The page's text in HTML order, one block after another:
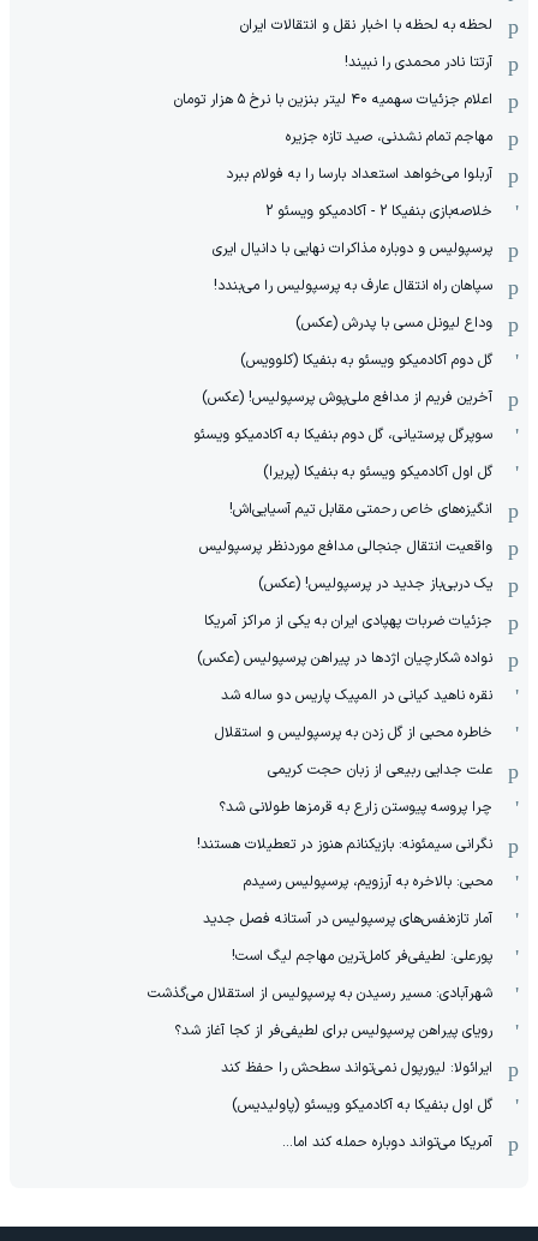
لحظه به لحظه با اخبار نقل و انتقالات ایران
آرتتا نادر محمدی را نبیند!
اعلام جزئیات سهمیه ۴۰ لیتر بنزین با نرخ ۵ هزار تومان
مهاجم تمام نشدنی، صید تازه جزیره
آربلوا می‌خواهد استعداد بارسا را به فولام ببرد
خلاصه‌بازی بنفیکا 2 - آکادمیکو ویسئو 2
پرسپولیس و دوباره مذاکرات نهایی با دانیال ایری
سپاهان راه انتقال عارف به پرسپولیس را می‌بندد!
وداع لیونل مسی با پدرش (عکس)
گل دوم آکادمیکو ویسئو به بنفیکا (کلوویس)
آخرین فریم از مدافع ملی‌پوش پرسپولیس! (عکس)
سوپرگل پرستیانی، گل دوم بنفیکا به آکادمیکو ویسئو
گل اول آکادمیکو ویسئو به بنفیکا (پریرا)
انگیزه‌های خاص رحمتی مقابل تیم‌ آسیایی‌اش!
واقعیت انتقال جنجالی مدافع موردنظر پرسپولیس
یک دربی‌باز جدید در پرسپولیس! (عکس)
جزئیات ضربات پهپادی ایران به یکی از مراکز آمریکا
نواده شکارچیان اژدها در پیراهن پرسپولیس (عکس)
نقره ناهید کیانی در المپیک پاریس دو ساله شد
خاطره محبی از گل زدن به پرسپولیس و استقلال
علت جدایی ربیعی از زبان حجت کریمی
چرا پروسه پیوستن زارع به قرمزها طولانی شد؟
نگرانی سیمئونه: بازیکنانم هنوز در تعطیلات هستند!
محبی: بالاخره به آرزویم، پرسپولیس رسیدم
آمار تازه‌نفس‌های پرسپولیس در آستانه فصل جدید
پورعلی: لطیفی‌فر کامل‌ترین مهاجم لیگ است!
شهرآبادی: مسیر رسیدن به پرسپولیس از استقلال می‌گذشت
رویای پیراهن پرسپولیس برای لطیفی‌فر از کجا آغاز شد؟
ایرائولا: لیورپول نمی‌تواند سطحش را حفظ کند
گل اول بنفیکا به آکادمیکو ویسئو (پاولیدیس)
آمریکا می‌تواند دوباره حمله کند اما...